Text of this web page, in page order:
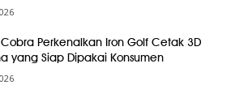
Cobra Perkenalkan Iron Golf Cetak 3D
yang Siap Dipakai Konsumen